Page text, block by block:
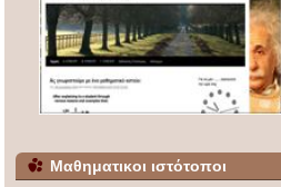
Μαθηματικοι ιστότοποι